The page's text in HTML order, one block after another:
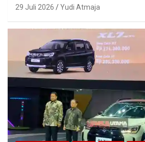
29 Juli 2026 Yudi Atmaja